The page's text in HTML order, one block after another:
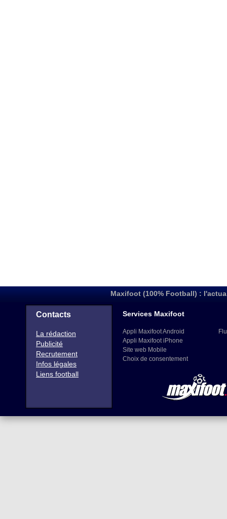
Maxifoot (100% Football) :
Contacts
La rédaction
Publicité
Recrutement
Infos légales
Liens football
Services Maxifoot
Appli Maxifoot Android
Appli Maxifoot iPhone
Site web Mobile
Choix de consentement